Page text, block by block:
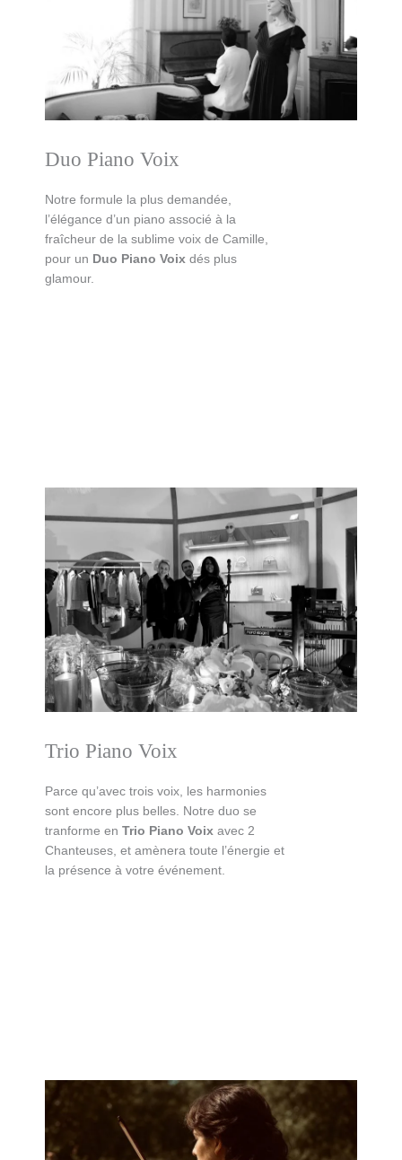
Duo Piano Voix
Notre formule la plus demandée,
l’élégance d’un piano associé à la
fraîcheur de la sublime voix de Camille,
pour un Duo Piano Voix dés plus
glamour.
Trio Piano Voix
Parce qu’avec trois voix, les harmonies
sont encore plus belles. Notre duo se
tranforme en Trio Piano Voix avec 2
Chanteuses, et amènera toute l’énergie et
la présence à votre événement.